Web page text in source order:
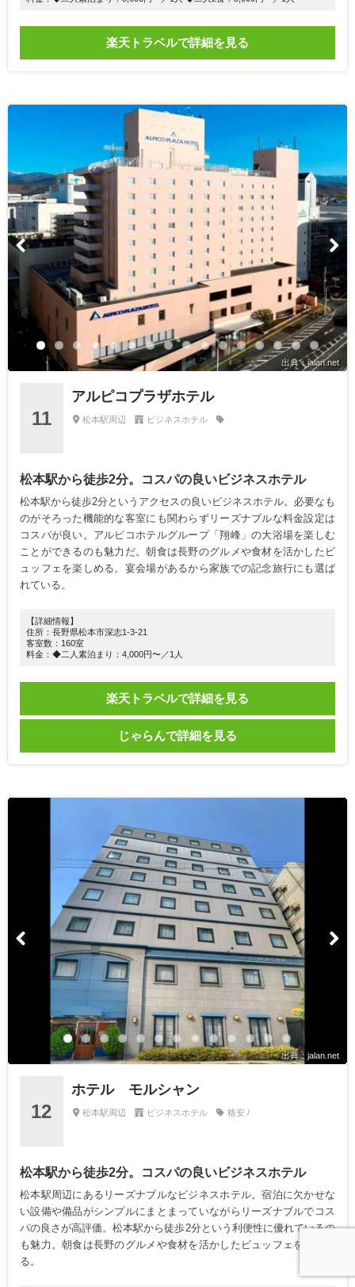
楽天トラベルで詳細を見る
出典：jalan.net
11
アルピコプラザホテル
松本駅周辺 ビジネスホテル
松本駅から徒歩2分。コスパの良いビジネスホテル
松本駅から徒歩2分というアクセスの良いビジネスホテル。必要なも
のがそろった機能的な客室にも関わらずリーズナブルな料金設定は
コスパが良い。アルピコホテルグループ「翔峰」の大浴場を楽しむ
ことができるのも魅力だ。朝食は長野のグルメや食材を活かしたビ
ュッフェを楽しめる。宴会場があるから家族での記念旅行にも選ば
れている。
【詳細情報】
住所：長野県松本市深志1-3-21
客室数：160室
料金：◆二人素泊まり：4,000円〜／1人
楽天トラベルで詳細を見る
じゃらんで詳細を見る
出典：jalan.net
12
ホテル モルシャン
松本駅周辺 ビジネスホテル 格安 /
松本駅から徒歩2分。コスパの良いビジネスホテル
松本駅周辺にあるリーズナブルなビジネスホテル。宿泊に欠かせな
い設備や備品がシンプルにまとまっていながらリーズナブルでコス
パの良さが高評価。松本駅から徒歩2分という利便性に優れているの
も魅力。朝食は長野のグルメや食材を活かしたビュッフェを楽しめ
る。